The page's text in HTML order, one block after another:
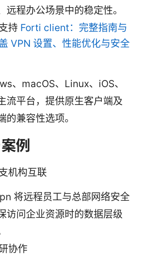
远程办公场景中的稳定性。
持 Forti client：完整指南与
VPN 设置、性能优化与安全
、macOS、Linux、iOS、
流平台，提供原生客户端及
的兼容性选项。
例
机构互联
将远程员工与总部网络安全
访问企业资源时的数据层级
协作